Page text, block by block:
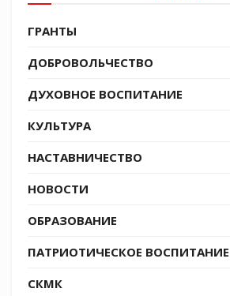
Источник СКМК:
Tags: СКМК
ГРАНТЫ
ДОБРОВОЛЬЧЕСТВО
ДУХОВНОЕ ВОСПИТАНИЕ
КУЛЬТУРА
НАСТАВНИЧЕСТВО
НОВОСТИ
ОБРАЗОВАНИЕ
ПАТРИОТИЧЕСКОЕ ВОСПИТАНИЕ
СКМК